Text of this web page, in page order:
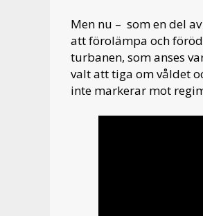
Men nu – som en del
att förolämpa och
turbanen, som anses
valt att tiga om våldet
inte markerar mot